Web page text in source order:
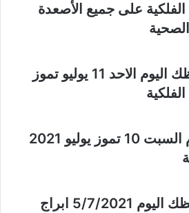
الفلكية على جميع الأصعدة
توقعات الابراج و حظك اليوم الاحد 11 يوليو تموز
الابراج و حظك اليوم السبت 10 تموز يوليو 2021
abraj alyawm | حظك اليوم 5/7/2021 ابراج